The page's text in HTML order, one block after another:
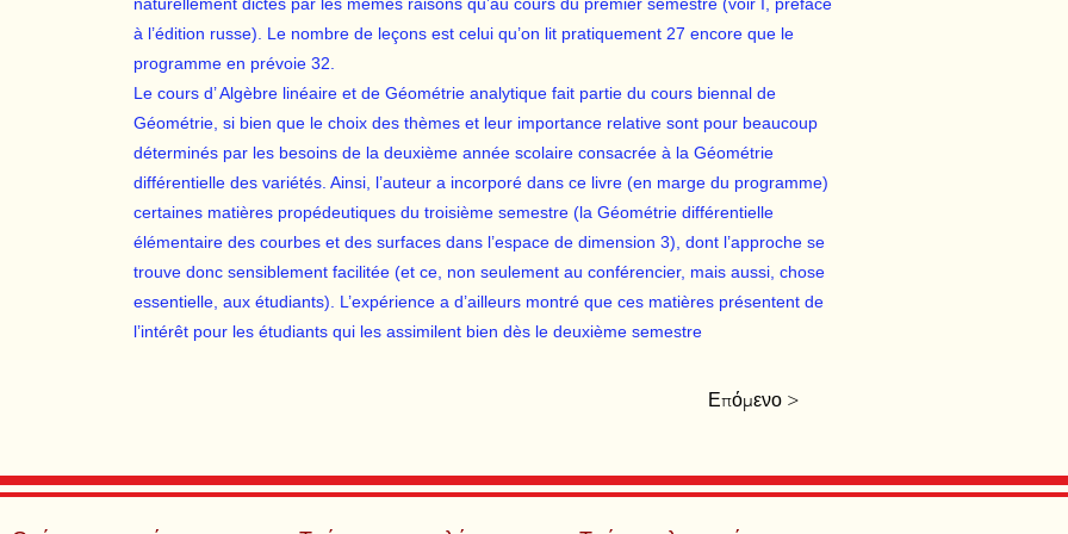
à l’édition russe). Le nombre de leçons est celui qu’on lit pratiquement 27 encore que le
programme en prévoie 32.
Le cours d’ Algèbre linéaire et de Géométrie analytique fait partie du cours biennal de
Géométrie, si bien que le choix des thèmes et leur importance relative sont pour beaucoup
déterminés par les besoins de la deuxième année scolaire consacrée à la Géométrie
différentielle des variétés. Ainsi, l’auteur a incorporé dans ce livre (en marge du programme)
certaines matières propédeutiques du troisième semestre (la Géométrie différentielle
élémentaire des courbes et des surfaces dans l’espace de dimension 3), dont l’approche se
trouve donc sensiblement facilitée (et ce, non seulement au conférencier, mais aussi, chose
essentielle, aux étudiants). L’expérience a d’ailleurs montré que ces matières présentent de
l’intérêt pour les étudiants qui les assimilent bien dès le deuxième semestre
Επόμενο >